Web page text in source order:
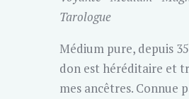
Tarologue
Médium pure, depuis
don est héréditaire et
mes ancêtres. Connue